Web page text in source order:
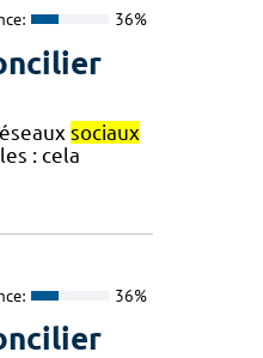
36%
sociaux
: cela
36%